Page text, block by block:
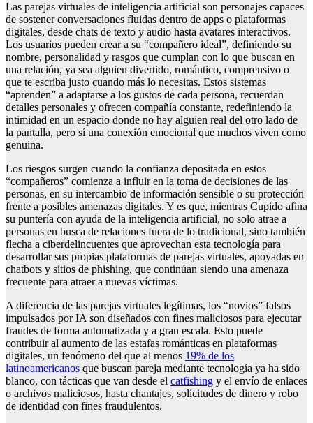
Las parejas virtuales de inteligencia artificial son personajes capaces
de sostener conversaciones fluidas dentro de apps o plataformas
digitales, desde chats de texto y audio hasta avatares interactivos.
Los usuarios pueden crear a su “compañero ideal”, definiendo su
nombre, personalidad y rasgos que cumplan con lo que buscan en
una relación, ya sea alguien divertido, romántico, comprensivo o
que te escriba justo cuando más lo necesitas. Estos sistemas
“aprenden” a adaptarse a los gustos de cada persona, recuerdan
detalles personales y ofrecen compañía constante, redefiniendo la
intimidad en un espacio donde no hay alguien real del otro lado de
la pantalla, pero sí una conexión emocional que muchos viven como
genuina.
Los riesgos surgen cuando la confianza depositada en estos
“compañeros” comienza a influir en la toma de decisiones de las
personas, en su intercambio de información sensible o su protección
frente a posibles amenazas digitales. Y es que, mientras Cupido afina
su puntería con ayuda de la inteligencia artificial, no solo atrae a
personas en busca de relaciones fuera de lo tradicional, sino también
flecha a ciberdelincuentes que aprovechan esta tecnología para
desarrollar sus propias plataformas de parejas virtuales, apoyadas en
chatbots y sitios de phishing, que continúan siendo una amenaza
frecuente para atraer a nuevas víctimas.
A diferencia de las parejas virtuales legítimas, los “novios” falsos
impulsados por IA son diseñados con fines maliciosos para ejecutar
fraudes de forma automatizada y a gran escala. Esto puede
contribuir al aumento de las estafas románticas en plataformas
digitales, un fenómeno del que al menos 19% de los
latinoamericanos que buscan pareja mediante tecnología ya ha sido
blanco, con tácticas que van desde el catfishing y el envío de enlaces
o archivos maliciosos, hasta chantajes, solicitudes de dinero y robo
de identidad con fines fraudulentos.